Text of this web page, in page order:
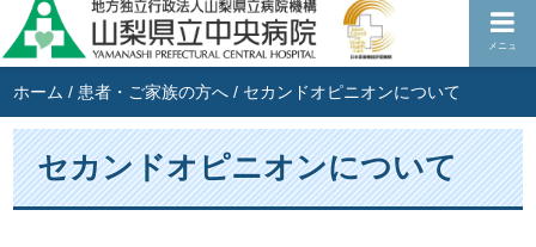
メニュ
ホーム / 患者・ご家族の方へ / セカンドオピニオンについて
セカンドオピニオンについて